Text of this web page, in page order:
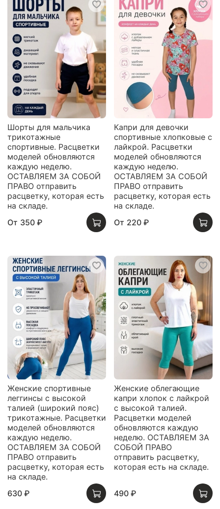
Шорты для мальчика
трикотажные
спортивные. Расцветки
моделей обновляются
каждую неделю.
ОСТАВЛЯЕМ ЗА СОБОЙ
ПРАВО отправить
расцветку, которая есть
на складе.
От 350 ₽
Капри для девочки
спортивные хлопковые с
лайкрой. Расцветки
моделей обновляются
каждую неделю.
ОСТАВЛЯЕМ ЗА СОБОЙ
ПРАВО отправить
расцветку, которая есть
на складе.
От 220 ₽
Женские спортивные
леггинсы с высокой
талией (широкий пояс)
трикотажные. Расцветки
моделей обновляются
каждую неделю.
ОСТАВЛЯЕМ ЗА СОБОЙ
ПРАВО отправить
расцветку, которая есть
на складе.
630 ₽
Женские облегающие
капри хлопок с лайкрой
с высокой талией.
Расцветки моделей
обновляются каждую
неделю. ОСТАВЛЯЕМ ЗА
СОБОЙ ПРАВО
отправить расцветку,
которая есть на складе.
490 ₽